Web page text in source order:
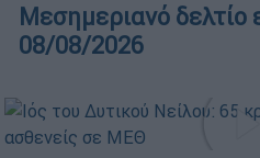
Μεσημεριανό δελτίο
08/08/2026